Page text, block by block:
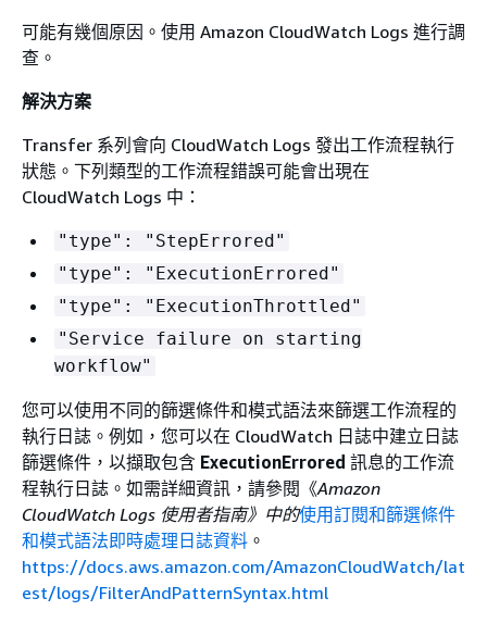
可能有幾個原因。使用 Amazon CloudWatch Logs 進行調
查。
解決方案
Transfer 系列會向 CloudWatch Logs 發出工作流程執行
狀態。下列類型的工作流程錯誤可能會出現在
CloudWatch Logs 中：
"type": "StepErrored"
"type": "ExecutionErrored"
"type": "ExecutionThrottled"
"Service failure on starting
workflow"
您可以使用不同的篩選條件和模式語法來篩選工作流程的
執行日誌。例如，您可以在 CloudWatch 日誌中建立日誌
篩選條件，以擷取包含 ExecutionErrored 訊息的工作流
程執行日誌。如需詳細資訊，請參閱《Amazon
CloudWatch Logs 使用者指南》中的使用訂閱和篩選條件
和模式語法即時處理日誌資料 。
https://docs.aws.amazon.com/AmazonCloudWatch/lat
est/logs/FilterAndPatternSyntax.html